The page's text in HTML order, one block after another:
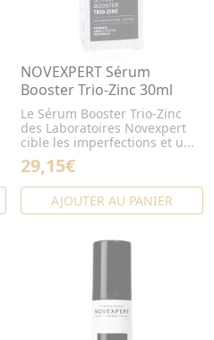
NOVEXPERT Sérum
Booster Trio-Zinc 30ml
Le Sérum Booster Trio-Zinc
des Laboratoires Novexpert
cible les imperfections et u...
29,15€
AJOUTER AU PANIER